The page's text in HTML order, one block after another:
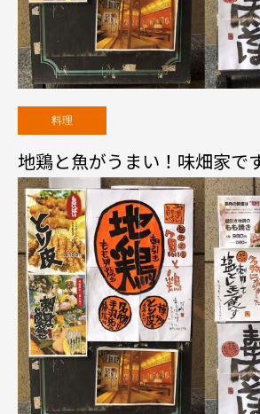
料理
地鶏と魚がうまい！味畑家で